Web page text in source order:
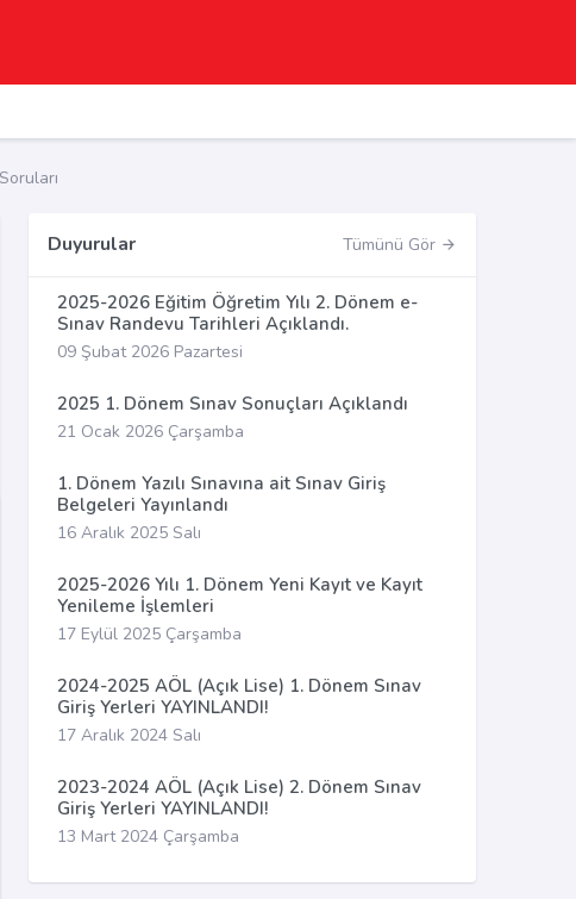
Duyurular Tümünü Gör
2025-2026 Eğitim Öğretim Yılı 2. Dönem e-
Sınav Randevu Tarihleri Açıklandı.
09 Şubat 2026 Pazartesi
2025 1. Dönem Sınav Sonuçları Açıklandı
21 Ocak 2026 Çarşamba
1. Dönem Yazılı Sınavına ait Sınav Giriş
Belgeleri Yayınlandı
16 Aralık 2025 Salı
2025-2026 Yılı 1. Dönem Yeni Kayıt ve Kayıt
Yenileme İşlemleri
17 Eylül 2025 Çarşamba
2024-2025 AÖL (Açık Lise) 1. Dönem Sınav
Giriş Yerleri YAYINLANDI!
17 Aralık 2024 Salı
2023-2024 AÖL (Açık Lise) 2. Dönem Sınav
Giriş Yerleri YAYINLANDI!
13 Mart 2024 Çarşamba